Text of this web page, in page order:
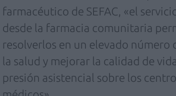
farmacéutico de SEFAC, «el
desde la farmacia comunitaria
resolverlos en un elevado número
la salud y mejorar la calidad de
presión asistencial sobre los